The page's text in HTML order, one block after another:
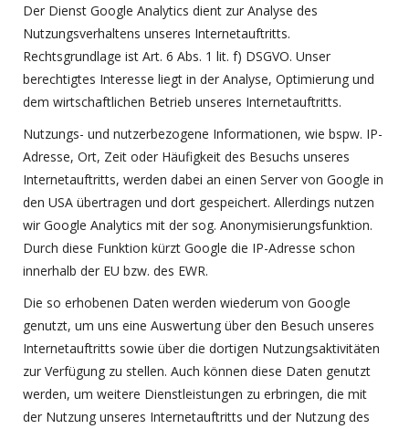
Der Dienst Google Analytics dient zur Analyse des
Nutzungsverhaltens unseres Internetauftritts.
Rechtsgrundlage ist Art. 6 Abs. 1 lit. f) DSGVO. Unser
berechtigtes Interesse liegt in der Analyse, Optimierung und
dem wirtschaftlichen Betrieb unseres Internetauftritts.
Nutzungs- und nutzerbezogene Informationen, wie bspw. IP-
Adresse, Ort, Zeit oder Häufigkeit des Besuchs unseres
Internetauftritts, werden dabei an einen Server von Google in
den USA übertragen und dort gespeichert. Allerdings nutzen
wir Google Analytics mit der sog. Anonymisierungsfunktion.
Durch diese Funktion kürzt Google die IP-Adresse schon
innerhalb der EU bzw. des EWR.
Die so erhobenen Daten werden wiederum von Google
genutzt, um uns eine Auswertung über den Besuch unseres
Internetauftritts sowie über die dortigen Nutzungsaktivitäten
zur Verfügung zu stellen. Auch können diese Daten genutzt
werden, um weitere Dienstleistungen zu erbringen, die mit
der Nutzung unseres Internetauftritts und der Nutzung des